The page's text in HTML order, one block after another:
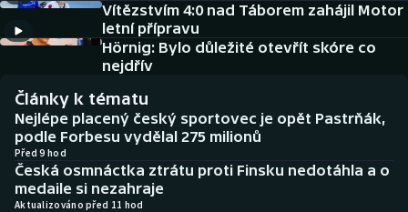
Americký fotbal
Baseball a softbal
Basketbal
Biatlon
Boby a skeleton
NEPŘEHLÉDNĚTE
Historické návraty
Aplikace ČT sport
AZ kvíz
Vítězstvím 4:0 nad Táborem zahájil Motor
letní přípravu
Hörnig: Bylo důležité otevřít skóre co
nejdřív
Články k tématu
Nejlépe placený český sportovec je opět Pastrňák,
podle Forbesu vydělal 275 milionů
Před 9 hod
Česká osmnáctka ztrátu proti Finsku nedotáhla a o
medaile si nezahraje
Aktualizováno před 11 hod